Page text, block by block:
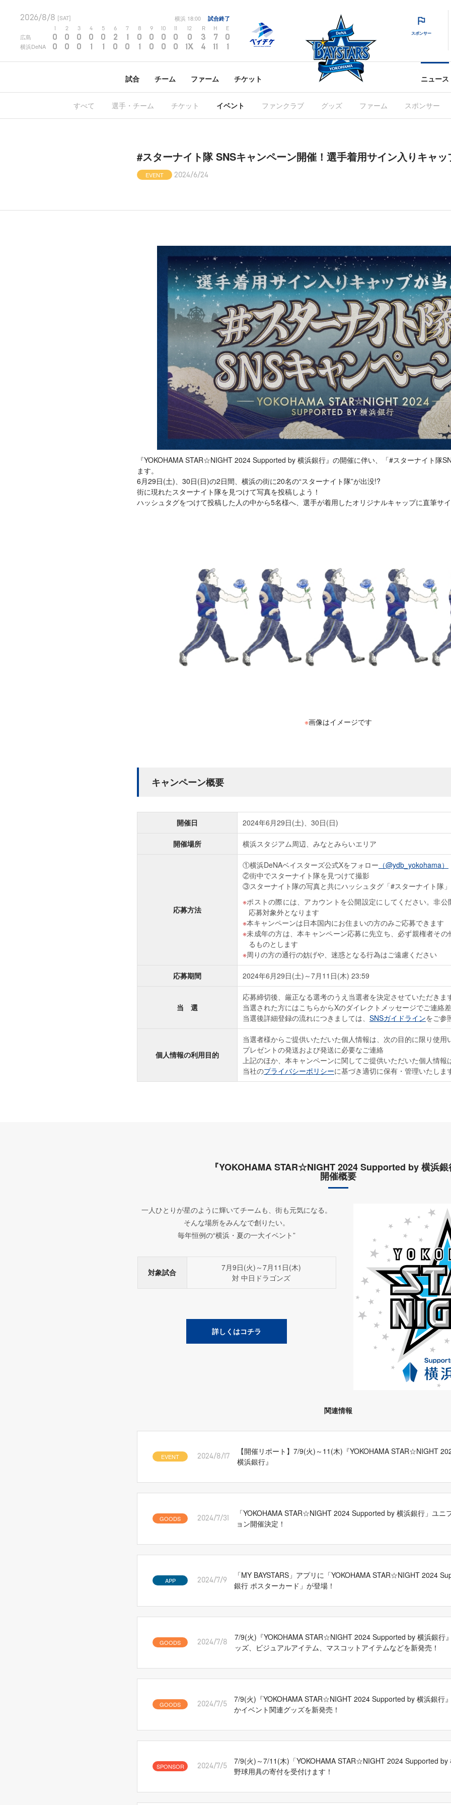
2026/8/8 [SAT] 横浜 18:00 試合終了
2 3 4 5 6 7 8 9 10 12 R H E
広島 0 0 0 0 0 2 1 0 0 0 0 0 3 7 0
横浜DeNA 0 0 0 1 1 0 0 1 0 0 0 1X 4 11 1
スポンサー
試合 チーム ファーム チケット ニュース
すべて 選手・チーム チケット イベント ファンクラブ グッズ ファーム スポンサー
#スターナイト隊 SNSキャンペーン開催！選手着用サイン入りキャ
EVENT 2024/6/24
『YOKOHAMA STAR☆NIGHT 2024 Supported by 横浜銀行』の開催に伴い、「#スターナイト隊
ます。
6月29日(土)、30日(日)の2日間、横浜の街に20名の“スターナイト隊”が出没!?
街に現れたスターナイト隊を見つけて写真を投稿しよう！
ハッシュタグをつけて投稿した人の中から5名様へ、選手が着用したオリジナルキャップに直筆サ
※画像はイメージです
キャンペーン概要
開催日 2024年6月29日(土)、30日(日)
開催場所 横浜スタジアム周辺、みなとみらいエリア
応募方法
①横浜DeNAベイスターズ公式Xをフォロー （@ydb_yokohama）
②街中でスターナイト隊を見つけて撮影
③スターナイト隊の写真と共にハッシュタグ「#スターナイト隊
ポストの際には、アカウントを公開設定にしてください。非
応募対象外となります
本キャンペーンは日本国内にお住まいの方のみご応募できます
未成年の方は、本キャンペーン応募に先立ち、必ず親権者そ
るものとします
周りの方の通行の妨げや、迷惑となる行為はご遠慮ください
応募期間 2024年6月29日(土)～7月11日(木) 23:59
当 選
応募締切後、厳正なる選考のうえ当選者を決定させていただきま
当選された方にはこちらからXのダイレクトメッセージでご連絡
当選後詳細登録の流れにつきましては、 SNSガイドラインをご参
個人情報の利用目的
当選者様からご提供いただいた個人情報は、次の目的に限り使用
プレゼントの発送および発送に必要なご連絡
上記のほか、本キャンペーンに関してご提供いただいた個人情報
当社のプライバシーポリシーに基づき適切に保有・管理いたしま
『YOKOHAMA STAR☆NIGHT 2024 Supported by 横浜銀
開催概要
一人ひとりが星のように輝いてチームも、街も元気になる。
そんな場所をみんなで創りたい。
毎年恒例の“横浜・夏の一大イベント”
対象試合
7月9日(火)～7月11日(木)
対 中日ドラゴンズ
詳しくはコチラ
関連情報
EVENT 2024/8/17
【開催リポート】7/9(火)～11(木)『YOKOHAMA STAR☆NIGHT
横浜銀行』
GOODS 2024/7/31
「YOKOHAMA STAR☆NIGHT 2024 Supported by 横浜銀行」ユニ
ョン開催決定！
APP 2024/7/9
「MY BAYSTARS」アプリに「YOKOHAMA STAR☆NIGHT 2024
銀行 ポスターカード」が登場！
GOODS 2024/7/8
7/9(火)『YOKOHAMA STAR☆NIGHT 2024 Supported by 横浜銀行
ッズ、ビジュアルアイテム、マスコットアイテムなどを新発売！
GOODS 2024/7/5
7/9(火)『YOKOHAMA STAR☆NIGHT 2024 Supported by 横浜銀行
かイベント関連グッズを新発売！
SPONSOR 2024/7/5
7/9(火)～7/11(木)「YOKOHAMA STAR☆NIGHT 2024 Supported by
野球用具の寄付を受付けます！